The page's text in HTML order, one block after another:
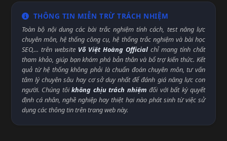
THÔNG TIN MIỄN TRỪ TRÁCH NHIỆM
Toàn bộ nội dung các bài trắc nghiệm tính cách, test năng lực
chuyên môn, hệ thống công cụ, hệ thống trắc nghiệm và bài học
SEO,... trên website Võ Việt Hoàng Official chỉ mang tính chất
tham khảo, giúp bạn khám phá bản thân và bổ trợ kiến thức. Kết
quả từ hệ thống không phải là chuẩn đoán chuyên môn, tư vấn
tâm lý chuyên sâu hay cơ sở duy nhất để đánh giá năng lực con
người. Chúng tôikhông chịu trách nhiệm đối với bất kỳ quyết
định cá nhân, nghề nghiệp hay thiệt hại nào phát sinh từ việc sử
dụng các thông tin trên trang web này.